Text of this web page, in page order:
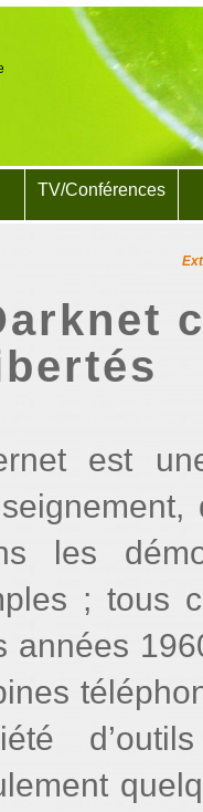
TV/Conférences
est
les
; tous
années